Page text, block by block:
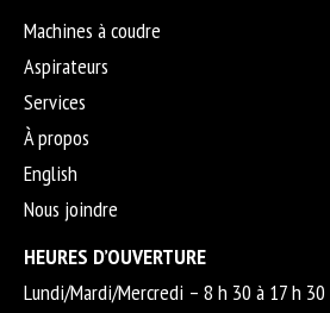
Machines à coudre
Aspirateurs
Services
À propos
English
Nous joindre
HEURES D’OUVERTURE
Lundi/Mardi/Mercredi – 8 h 30 à 17 h 30